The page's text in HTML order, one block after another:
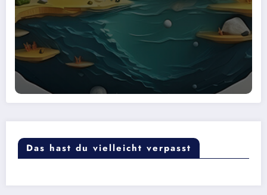
Das hast du vielleicht verpasst